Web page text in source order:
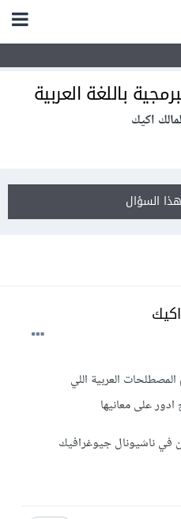
باللغة العربية
اكيك
السؤال
العربية اللي
على معانيها
في ناشيونال جيوغرافيك